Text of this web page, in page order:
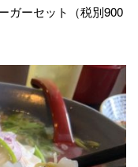
ガーセット（税別900